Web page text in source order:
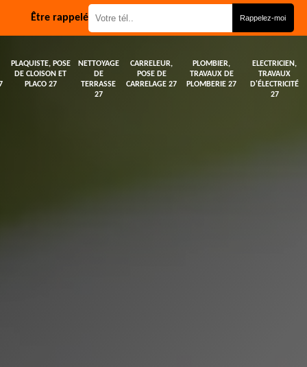
Être rappelé
PLAQUISTE, POSE
DE CLOISON ET
PLACO 27
NETTOYAGE
DE
TERRASSE
27
CARRELEUR,
POSE DE
CARRELAGE 27
PLOMBIER,
TRAVAUX DE
PLOMBERIE 27
ELECTRICIEN,
TRAVAUX
D'ÉLECTRICITÉ
27